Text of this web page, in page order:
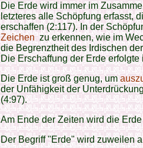
Die Erde wird immer im
letzteres alle Schöpfung erfasst,
erschaffen (2:117). In der
Zeichenzu erkennen, wie im
die Begrenztheit des Irdischen
Die Erschaffung der Erde erfolgte
Die Erde ist groß genug, um
der Unfähigkeit der
(4:97).
Am Ende der Zeiten wird die
Der Begriff "Erde" wird zuweilen